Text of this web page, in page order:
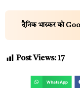
दैनिक भास्कर को
Post Views:17
WhatsApp